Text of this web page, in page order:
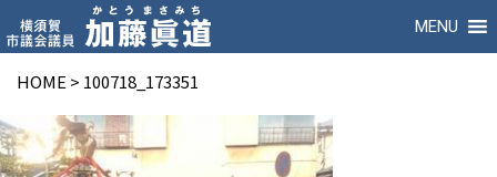
MENU
HOME > 100718_173351